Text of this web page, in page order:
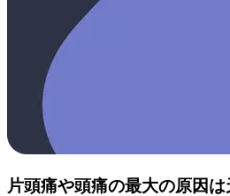
片頭痛や頭痛の最大の原因